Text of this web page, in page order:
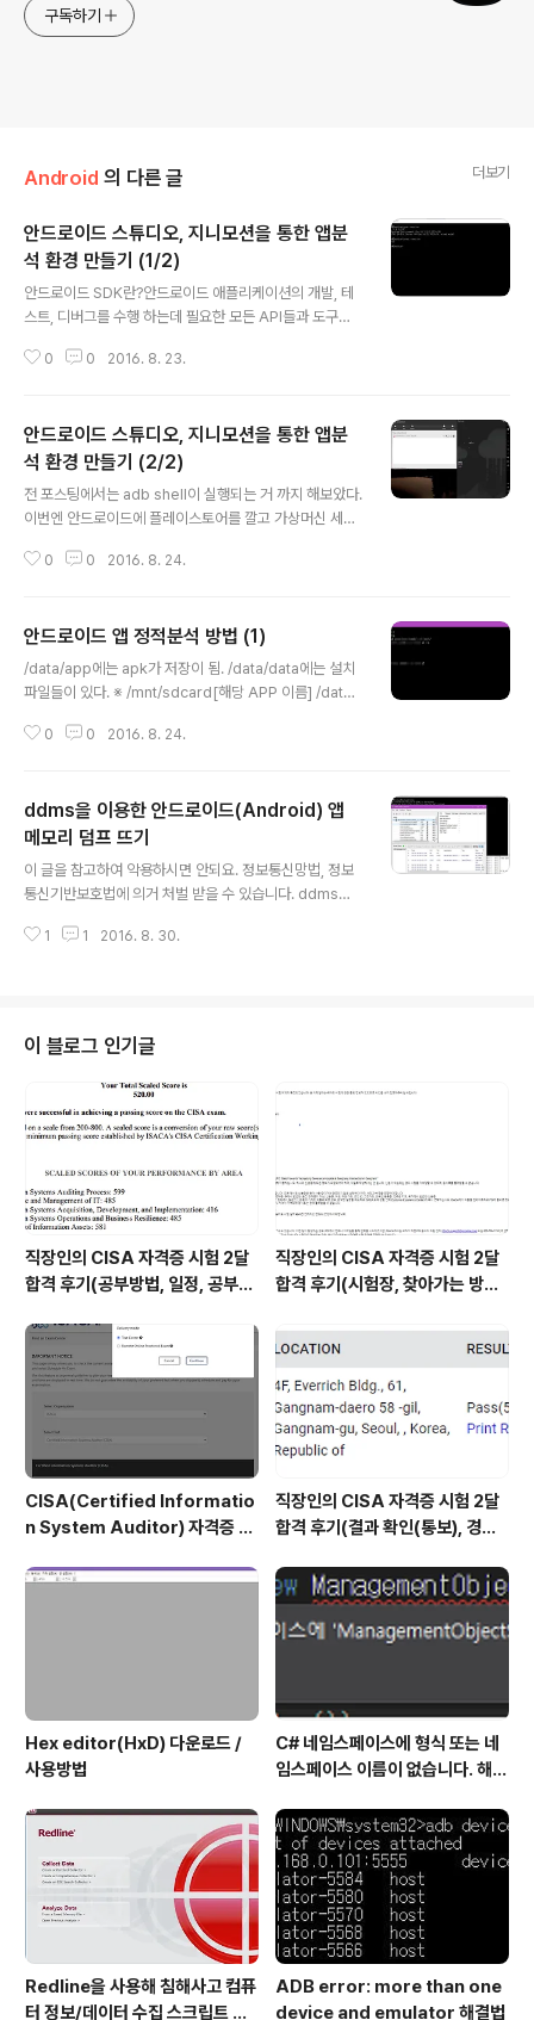
구독하기
Android 의 다른 글 더보기
안드로이드 스튜디오, 지니모션을 통한 앱분
석 환경 만들기 (1/2)
안드로이드 SDK란?안드로이드 애플리케이션의 개발, 테
스트, 디버그를 수행 하는데 필요한 모든 API들과 도구를
그인을 사용하여 Eclipse IDE에 적용 가능 안드로이드 S
브러리 개발도구- 안드로이드 응용 프로그램 개발, 즉 애플
리케이션의 컴파일, 디버그, 테스트하는데 필요한 각종 도
구- Eclipse 상에서 개발하는 경우 이 도구들을 직접 다루
지 않음 풍부한 문서- 안드로이드 SDK의 각종 패키지, 클
ation과 유사 샘플코드- 안드로이드 API 기능의 사용법을
0 0 2016. 8. 23.
안드로이드 스튜디오, 지니모션을 통한 앱분
석 환경 만들기 (2/2)
전 포스팅에서는 adb shell이 실행되는 거 까지 해보았다.
이번엔 안드로이드에 플레이스토어를 깔고 가상머신 세팅
다. 필자는 4.1.1 버전을 통해 해볼 것이다. 그리고 ARM Tr
해주기 위한 모듈 이다. 위의 파일을 받고 드래그앤 드롭으
로 설치한다. 그리고 안드로이드 마켓을 설치를 위해 htt
p://www.teamandroid.com/gapps/ 위의 링크에 들
래그앤 드롭으로 설치를 한다.설치를 하고 나서 가상머신
0 0 2016. 8. 24.
안드로이드 앱 정적분석 방법 (1)
/data/app에는 apk가 저장이 됨. /data/data에는 설치
파일들이 있다. ※ /mnt/sdcard[해당 APP 이름] /data/
a/data/[해당 APP이름]/cache /data/data/[해당 APP
[해당 APP이름]/files 보통 shared_prefs에 중요한 정
보가 포함되어 있을 확률이 높다.따라서 이 폴더로 들어가
서 검색해보면 잘 나올 수 있다. 임의로 어떤 앱을 다운 받
아서 분석해보았다.분석할때 명령어들 중에서 find /data
0 0 2016. 8. 24.
ddms을 이용한 안드로이드(Android) 앱
메모리 덤프 뜨기
이 글을 참고하여 악용하시면 안되요. 정보통신망법, 정보
통신기반보호법에 의거 처벌 받을 수 있습니다. ddms을
밀번호를 추출해 볼것이다. 따라서 ddms가 설치가 되어
먼저 알아보고자 하는 앱을 실행시키고 ddms을 실행시킨
다. 그 후 앱에서 로그인을 해본다. 문둥문둥한 사각형에 해
당되는 앱을 클릭하고 직사각형 부분을 클릭하면 hprof파
일을 떨궈준다.이 파일을 폴더 하나 만들어서 거기에 저장
한다. 하지만 여기서 hprof파일이 표준이 아니어서 표준
1 1 2016. 8. 30.
이 블로그 인기글
직장인의 CISA 자격증 시험 2달
합격 후기(공부방법, 일정, 공부시
직장인의 CISA 자격증 시험 2달
합격 후기(시험장, 찾아가는 방법,
CISA(Certified Informatio
n System Auditor) 자격증 시
험 일정 확인(23년)
직장인의 CISA 자격증 시험 2달
합격 후기(결과 확인(통보), 경력
Hex editor(HxD) 다운로드 /
사용방법
C# 네임스페이스에 형식 또는 네
임스페이스 이름이 없습니다. 해결
Redline을 사용해 침해사고 컴퓨
터 정보/데이터 수집 스크립트 작
ADB error: more than one
device and emulator 해결법